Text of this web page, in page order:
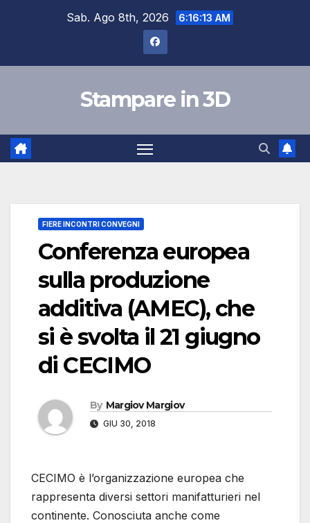
Sab. Ago 8th, 2026 6:16:14 AM
Stampare in 3D
FIERE INCONTRI CONVEGNI
Conferenza europea
sulla produzione
additiva (AMEC), che
si è svolta il 21 giugno
di CECIMO
By Margiov Margiov
GIU 30, 2018
CECIMO è l’organizzazione europea che
rappresenta diversi settori manifatturieri nel
continente. Conosciuta anche come